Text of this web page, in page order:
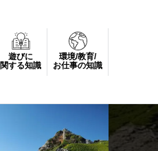
遊びに
関する知識
環境/教育/
お仕事の知識